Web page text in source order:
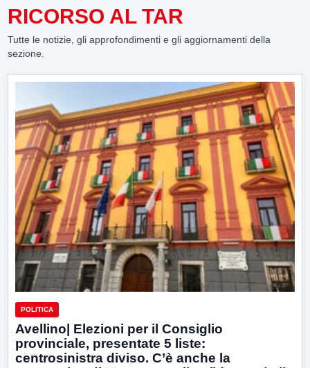
RICORSO AL TAR
Tutte le notizie, gli approfondimenti e gli aggiornamenti della
sezione.
POLITICA
Avellino| Elezioni per il Consiglio
provinciale, presentate 5 liste:
centrosinistra diviso. C’è anche la